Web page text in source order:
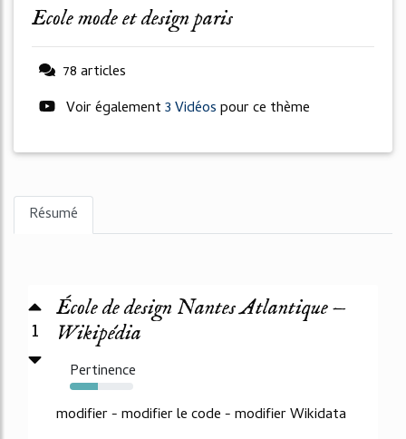
ecole mode et design paris
78 articles
Voir également3 Vidéospour ce thème
Résumé
1
École de design Nantes Atlantique —
Wikipédia
Pertinence
44%
modifier - modifier le code - modifier Wikidata